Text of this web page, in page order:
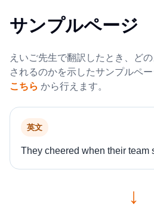
サンプルページ
えいご先生で翻訳したとき、ど
されるのかを示したサンプルペー
こちら から行えます。
英文
They cheered when their team
↓